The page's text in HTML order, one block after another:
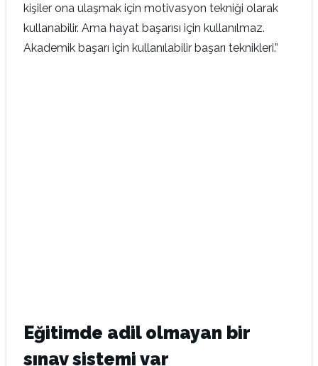
kişiler ona ulaşmak için motivasyon tekniği olarak
kullanabilir. Ama hayat başarısı için kullanılmaz.
Akademik başarı için kullanılabilir başarı teknikleri.”
Eğitimde adil olmayan bir
sınav sistemi var